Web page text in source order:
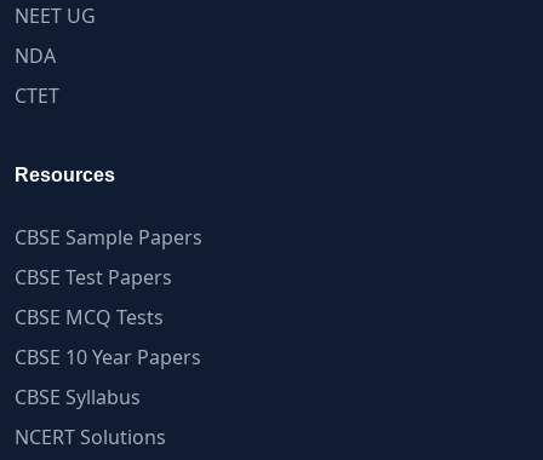
NEET UG
NDA
CTET
Resources
CBSE Sample Papers
CBSE Test Papers
CBSE MCQ Tests
CBSE 10 Year Papers
CBSE Syllabus
NCERT Solutions